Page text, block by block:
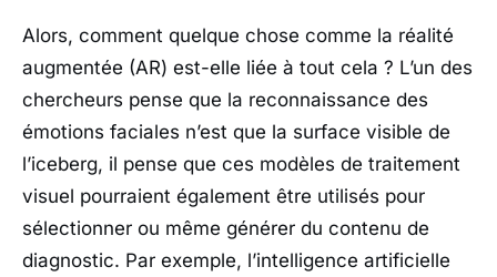
Alors, comment quelque chose comme la réalité
augmentée (AR) est-elle liée à tout cela ? L’un des
chercheurs pense que la reconnaissance des
émotions faciales n’est que la surface visible de
l’iceberg, il pense que ces modèles de traitement
visuel pourraient également être utilisés pour
sélectionner ou même générer du contenu de
diagnostic. Par exemple, l’intelligence artificielle